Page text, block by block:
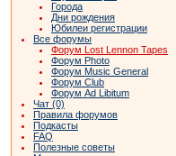
Города
Дни рождения
Юбилеи регистрации
Все форумы
Форум Lost Lennon Tapes
Форум Photo
Форум Music General
Форум Club
Форум Ad Libitum
Чат (0)
Правила форумов
Подкасты
FAQ
Полезные советы